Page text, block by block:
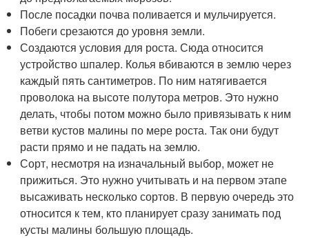
После посадки почва поливается и мульчируется.
Побеги срезаются до уровня земли.
Создаются условия для роста. Сюда относится
устройство шпалер. Колья вбиваются в землю через
каждый пять сантиметров. По ним натягивается
проволока на высоте полутора метров. Это нужно
делать, чтобы потом можно было привязывать к ним
ветви кустов малины по мере роста. Так они будут
расти прямо и не падать на землю.
Сорт, несмотря на изначальный выбор, может не
прижиться. Это нужно учитывать и на первом этапе
высаживать несколько сортов. В первую очередь это
относится к тем, кто планирует сразу занимать под
кусты малины большую площадь.